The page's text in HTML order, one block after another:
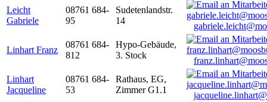
Leicht
Gabriele
08761 684-
95
Sudetenlandstr.
14
Linhart Franz
08761 684-
812
Hypo-Gebäude,
3. Stock
Linhart
Jacqueline
08761 684-
53
Rathaus, EG,
Zimmer G1.1